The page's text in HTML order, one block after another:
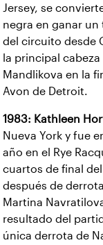
Jersey, se
negra en ganar
del circuito desde
la principal
Mandlikova en la
Avon de Detroit.
1983: Kathleen
Nueva York y fue
año en el Rye
cuartos de final
después de
Martina
resultado del
única derrota de